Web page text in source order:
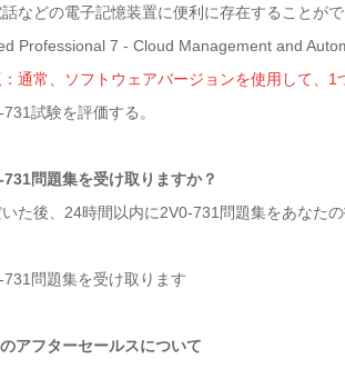
などの電子記憶装置に便利に存在することが
Professional 7 - Cloud Management and
通常、ソフトウェアバージョンを使用して、1
試験を評価する。
問題集を受け取りますか？
た後、24時間以内に2V0-731問題集をあなた
731問題集を受け取ります
アフターセールスについて